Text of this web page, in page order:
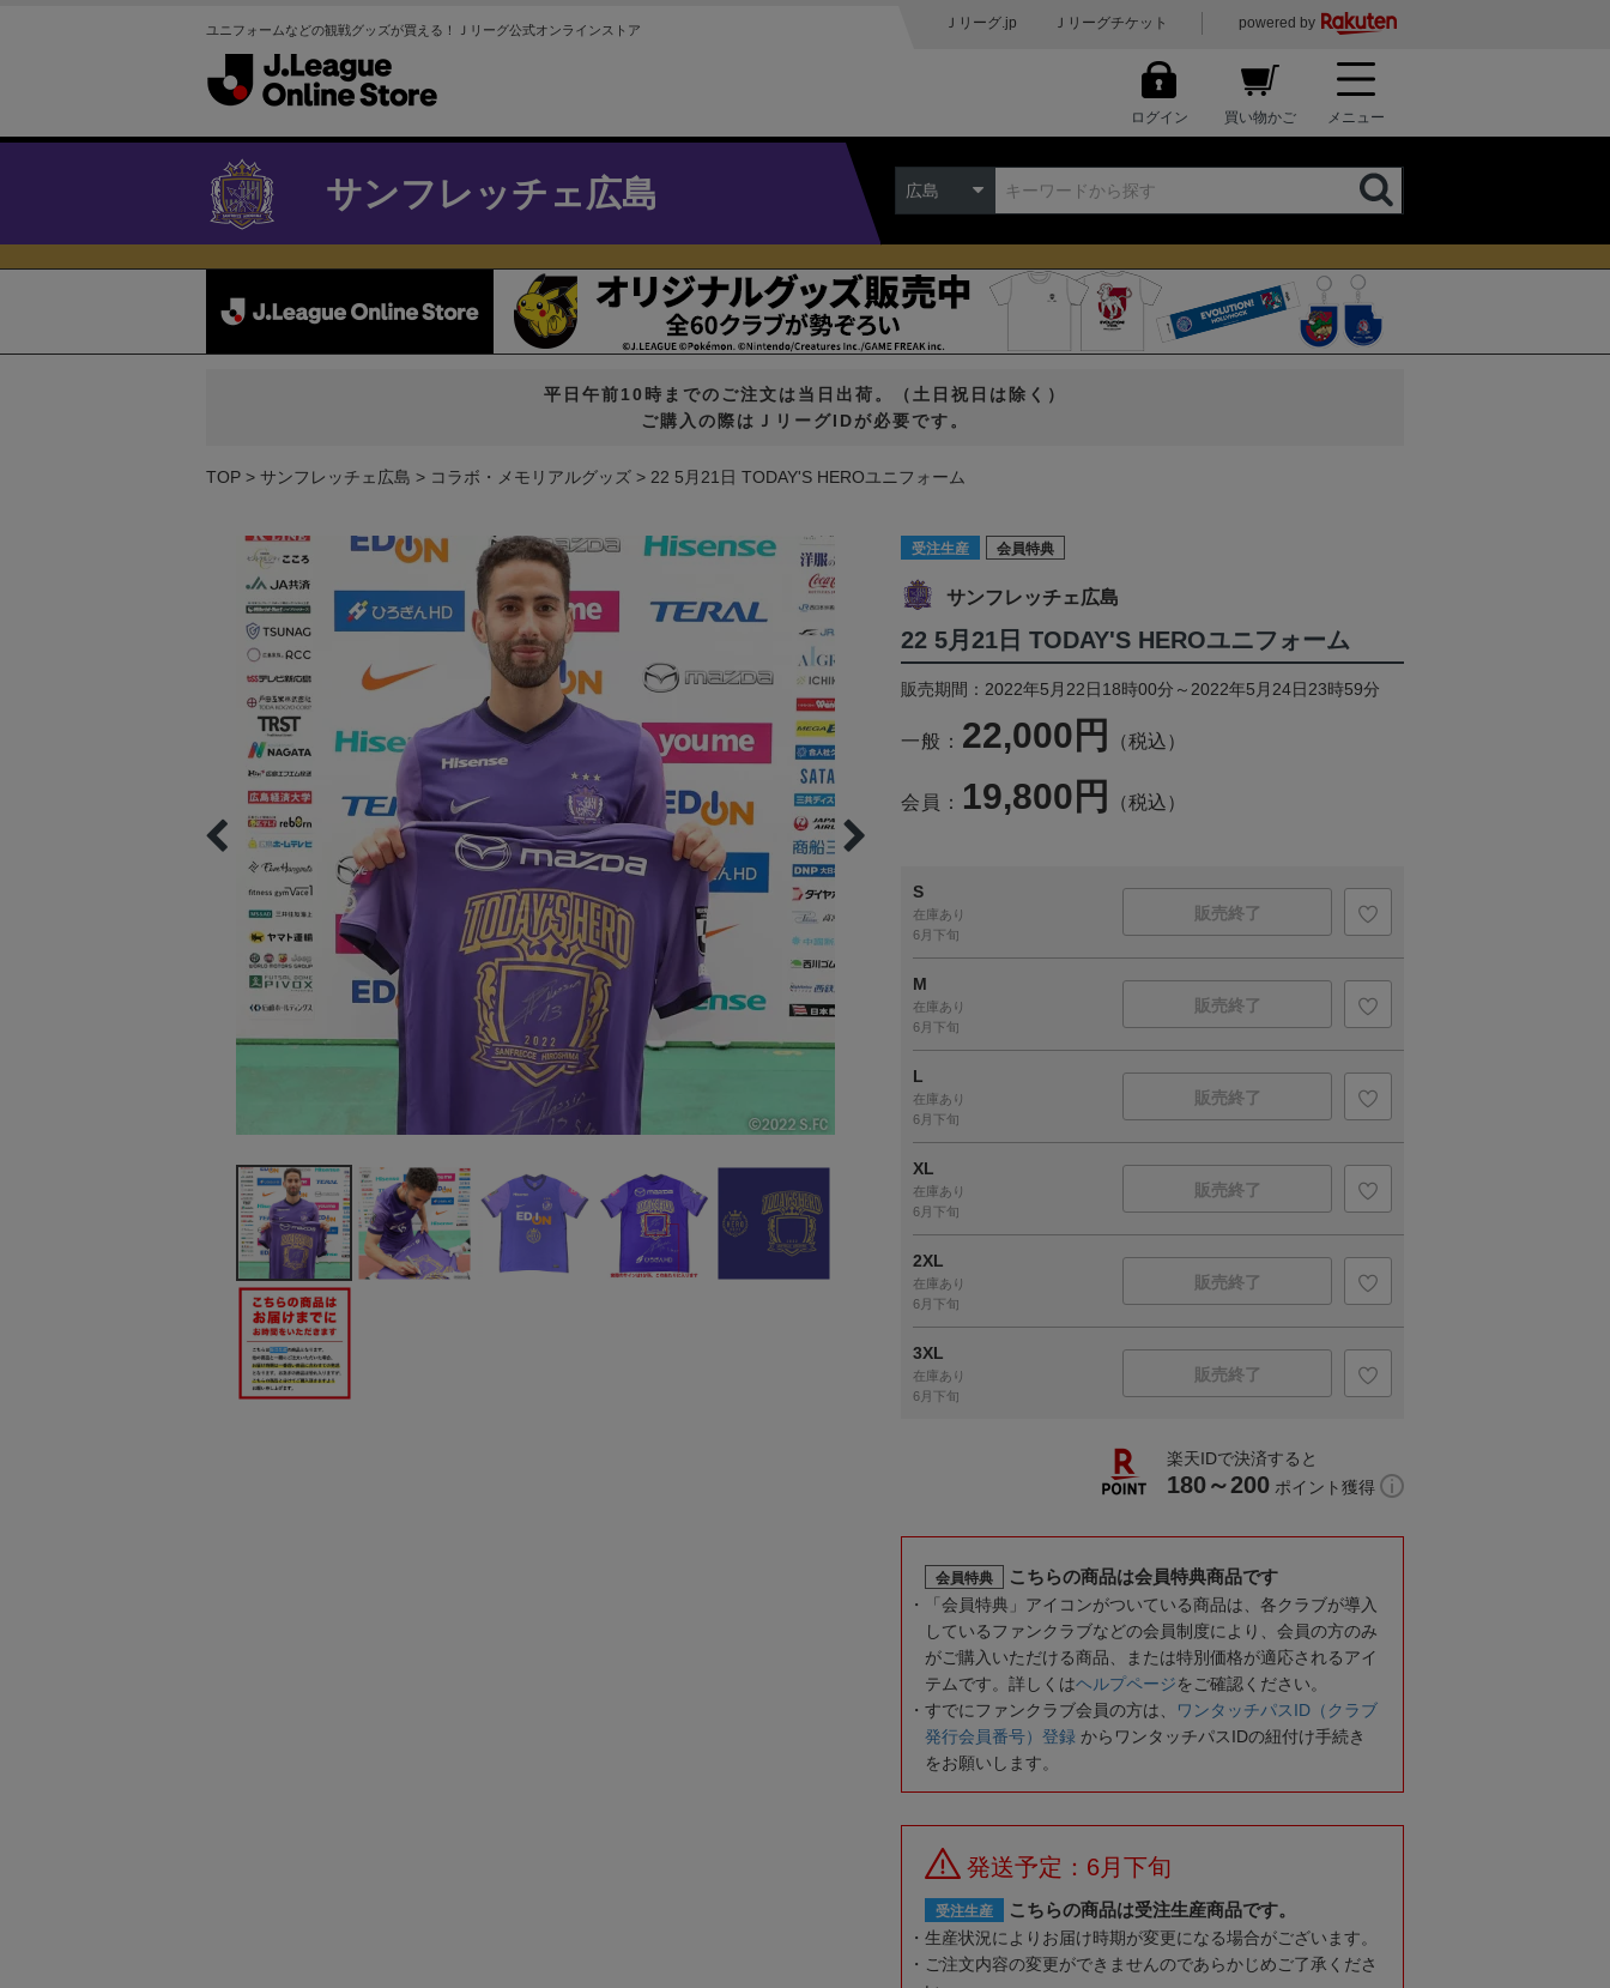
ユニフォームなどの観戦グッズが買える！Ｊリーグ公式オンラインストア Ｊリーグ.jp Ｊリーグチケット powered by
ログイン 買い物かご メニュー
サンフレッチェ広島 広島
平日午前10時までのご注文は当日出荷。（土日祝日は除く）
ご購入の際はＪリーグIDが必要です。
TOP サンフレッチェ広島 コラボ・メモリアルグッズ 22 5月21日 TODAY'S HEROユニフォーム
受注生産 会員特典
サンフレッチェ広島
22 5月21日 TODAY'S HEROユニフォーム
販売期間：2022年5月22日18時00分～2022年5月24日23時59分
一般： 22,000円 （税込）
会員： 19,800円 （税込）
S
在庫あり
6月下旬
販売終了
M
在庫あり
6月下旬
販売終了
L
在庫あり
6月下旬
販売終了
XL
在庫あり
6月下旬
販売終了
2XL
在庫あり
6月下旬
販売終了
3XL
在庫あり
6月下旬
販売終了
楽天IDで決済すると
180～200 ポイント獲得
会員特典 こちらの商品は会員特典商品です
「会員特典」アイコンがついている商品は、各クラブが導入
しているファンクラブなどの会員制度により、会員の方のみ
がご購入いただける商品、または特別価格が適応されるアイ
テムです。詳しくはヘルプページをご確認ください。
すでにファンクラブ会員の方は、
ワンタッチパスID（クラブ
発行会員番号）登録 からワンタッチパスIDの紐付け手続き
をお願いします。
発送予定：6月下旬
受注生産 こちらの商品は受注生産商品です。
生産状況によりお届け時期が変更になる場合がございます。
ご注文内容の変更ができませんのであらかじめご了承くださ